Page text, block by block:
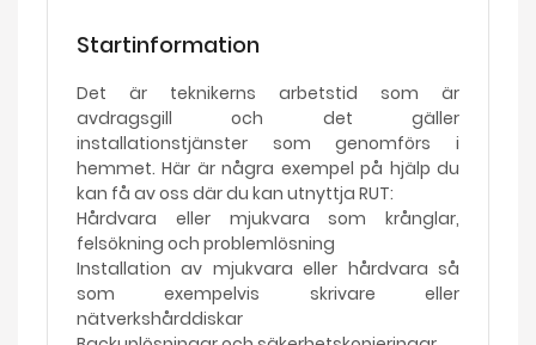
Startinformation
Det är teknikerns arbetstid som är
avdragsgill och det gäller
installationstjänster som genomförs i
hemmet. Här är några exempel på hjälp du
kan få av oss där du kan utnyttja RUT:
Hårdvara eller mjukvara som krånglar,
felsökning och problemlösning
Installation av mjukvara eller hårdvara så
som exempelvis skrivare eller
nätverkshårddiskar